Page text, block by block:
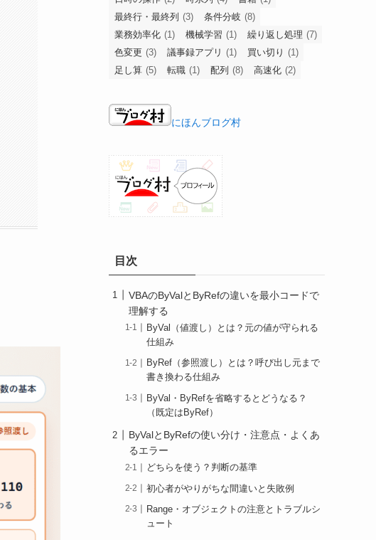
最終行・最終列 (3) 条件分岐 (8)
業務効率化 (1) 機械学習 (1) 繰り返し処理 (7)
色変更 (3) 議事録アプリ (1) 買い切り (1)
足し算 (5) 転職 (1) 配列 (8) 高速化 (2)
にほんブログ村
目次
VBAのByValとByRefの違いを最小コードで
理解する
ByVal（値渡し）とは？元の値が守られる
仕組み
ByRef（参照渡し）とは？呼び出し元まで
書き換わる仕組み
ByVal・ByRefを省略するとどうなる？
（既定はByRef）
ByValとByRefの使い分け・注意点・よくあ
るエラー
どちらを使う？判断の基準
初心者がやりがちな間違いと失敗例
Range・オブジェクトの注意とトラブルシ
ュート